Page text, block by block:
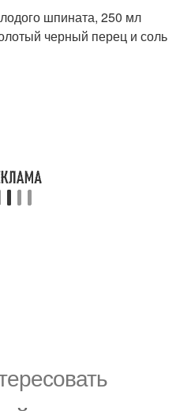
шпината, 250 мл
черный перец и соль